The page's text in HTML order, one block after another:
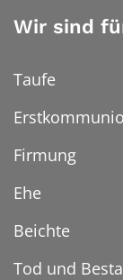
Wir sind
Taufe
Firmung
Ehe
Beichte
Tod und